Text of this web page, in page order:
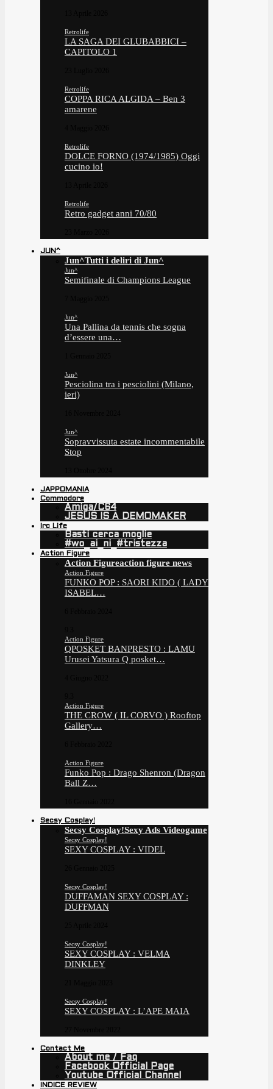
Retrolife
LA SAGA DEI GLUBABBICI –
CAPITOLO 1
Retrolife
COPPA RICA ALGIDA – Ben 3
amarene
Retrolife
DOLCE FORNO (1974/1985) Oggi
cucino io!
Retrolife
Retro gadget anni 70/80
JUN^
Jun^Tutti i deliri di Jun^
Jun^
Semifinale di Champions League
Jun^
Una Pallina da tennis che sogna
d’essere una…
Jun^
Pesciolina tra i pesciolini (Milano,
ieri)
Jun^
Sopravvissuta estate incommentabile
Stop
JAPPOMANIA
Commodore
Amiga/C64
JESUS IS A DEMOMAKER
Irc Life
Basti cerca moglie
#wo_ai_ni_#tristezza
Action Figure
Action Figureaction figure news
Action Figure
FUNKO POP : SAORI KIDO ( LADY
ISABEL…
Action Figure
QPOSKET BANPRESTO : LAMU
Urusei Yatsura Q posket…
Action Figure
THE CROW ( IL CORVO ) Rooftop
Gallery…
Action Figure
Funko Pop : Drago Shenron (Dragon
Ball Z…
Secsy Cosplay!
Secsy Cosplay!Sexy Ads Videogame
Secsy Cosplay!
SEXY COSPLAY : VIDEL
Secsy Cosplay!
DUFFAMAN SEXY COSPLAY :
DUFFMAN
Secsy Cosplay!
SEXY COSPLAY : VELMA
DINKLEY
Secsy Cosplay!
SEXY COSPLAY : L’APE MAIA
Contact Me
About me / Faq
Facebook Official Page
Youtube Official Channel
INDICE REVIEW